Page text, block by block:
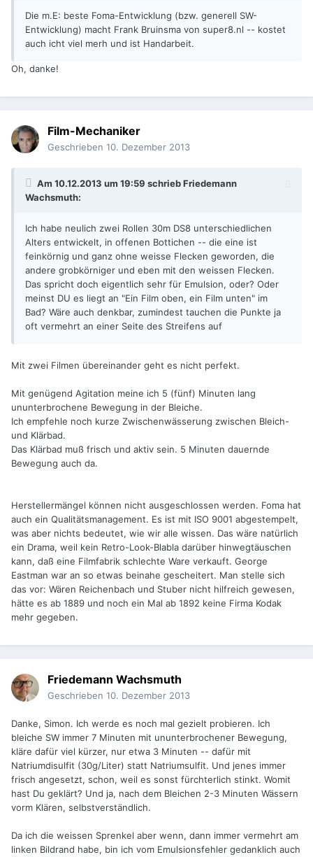
Die m.E: beste Foma-Entwicklung (bzw. generell SW-
Entwicklung) macht Frank Bruinsma von super8.nl -- kostet
auch icht viel merh und ist Handarbeit.
Oh, danke!
Film-Mechaniker
Geschrieben 10. Dezember 2013
Am 10.12.2013 um 19:59 schrieb Friedemann
Wachsmuth:
Ich habe neulich zwei Rollen 30m DS8 unterschiedlichen
Alters entwickelt, in offenen Bottichen -- die eine ist
feinkörnig und ganz ohne weisse Flecken geworden, die
andere grobkörniger und eben mit den weissen Flecken.
Das spricht doch eigentlich sehr für Emulsion, oder? Oder
meinst DU es liegt an "Ein Film oben, ein Film unten" im
Bad? Wäre auch denkbar, zumindest tauchen die Punkte ja
oft vermehrt an einer Seite des Streifens auf
Mit zwei Filmen übereinander geht es nicht perfekt.
Mit genügend Agitation meine ich 5 (fünf) Minuten lang
ununterbrochene Bewegung in der Bleiche.
Ich empfehle noch kurze Zwischenwässerung zwischen Bleich-
und Klärbad.
Das Klärbad muß frisch und aktiv sein. 5 Minuten dauernde
Bewegung auch da.
Herstellermängel können nicht ausgeschlossen werden. Foma hat
auch ein Qualitätsmanagement. Es ist mit ISO 9001 abgestempelt,
was aber nichts bedeutet, wie wir alle wissen. Das wäre natürlich
ein Drama, weil kein Retro-Look-Blabla darüber hinwegtäuschen
kann, daß eine Filmfabrik schlechte Ware verkauft. George
Eastman war an so etwas beinahe gescheitert. Man stelle sich
das vor: Wären Reichenbach und Stuber nicht hilfreich gewesen,
hätte es ab 1889 und noch ein Mal ab 1892 keine Firma Kodak
mehr gegeben.
Friedemann Wachsmuth
Geschrieben 10. Dezember 2013
Danke, Simon. Ich werde es noch mal gezielt probieren. Ich
bleiche SW immer 7 Minuten mit ununterbrochener Bewegung,
kläre dafür viel kürzer, nur etwa 3 Minuten -- dafür mit
Natriumdisulfit (30g/Liter) statt Natriumsulfit. Und jenes immer
frisch angesetzt, schon, weil es sonst fürchterlich stinkt. Womit
hast Du geklärt? Und ja, nach dem Bleichen 2-3 Minuten Wässern
vorm Klären, selbstverständlich.
Da ich die weissen Sprenkel aber wenn, dann immer vermehrt am
linken Bildrand habe, bin ich vom Emulsionsfehler gedanklich auch